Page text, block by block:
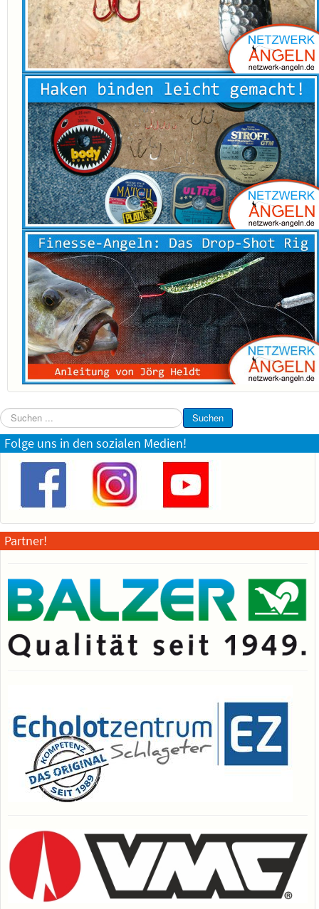
Suchen
...
Suchen
Folge uns in den sozialen Medien!
Partner!